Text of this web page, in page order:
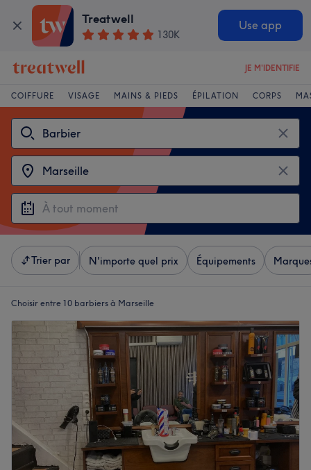
Treatwell
130K
Use app
JE M'IDENTIFIE
COIFFURE VISAGE MAINS & PIEDS ÉPILATION CORPS
Trier par N'importe quel prix Équipements
Choisir entre 10 barbiers à Marseille